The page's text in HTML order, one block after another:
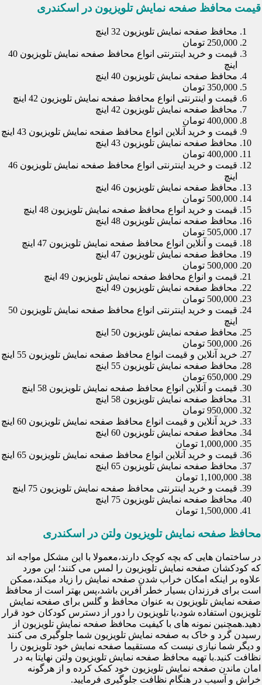
قیمت محافظ صفحه نمایش تلویزیون در اسکندری
محافظ صفحه نمایش تلویزیون 32 اینچ
250,000 تومان
قیمت و خرید اینترنتی انواع محافظ صفحه نمایش تلویزیون 40
اینچ
محافظ صفحه نمایش تلویزیون 40 اینچ
350,000 تومان
قیمت و اینترنتی انواع محافظ صفحه نمایش تلویزیون 42 اینچ
محافظ صفحه نمایش تلویزیون 42 اینچ
400,000 تومان
قیمت و خرید آنلاین انواع محافظ صفحه نمایش تلویزیون 43 اینچ
محافظ صفحه نمایش تلویزیون 43 اینچ
400,000 تومان
قیمت و خرید اینترنتی انواع محافظ صفحه نمایش تلویزیون 46
اینچ
محافظ صفحه نمایش تلویزیون 46 اینچ
500,000 تومان
قیمت و خرید انواع محافظ صفحه نمایش تلویزیون 48 اینچ
محافظ صفحه نمایش تلویزیون 48 اینچ
505,000 تومان
قیمت و آنلاین انواع محافظ صفحه نمایش تلویزیون 47 اینچ
محافظ صفحه نمایش تلویزیون 47 اینچ
500,000 تومان
قیمت و انواع محافظ صفحه نمایش تلویزیون 49 اینچ
محافظ صفحه نمایش تلویزیون 49 اینچ
500,000 تومان
قیمت و خرید اینترنتی انواع محافظ صفحه نمایش تلویزیون 50
اینچ
محافظ صفحه نمایش تلویزیون 50 اینچ
500,000 تومان
خرید آنلاین و قیمت انواع محافظ صفحه نمایش تلویزیون 55 اینچ
محافظ صفحه نمایش تلویزیون 55 اینچ
650,000 تومان
قیمت و آنلاین انواع محافظ صفحه نمایش تلویزیون 58 اینچ
محافظ صفحه نمایش تلویزیون 58 اینچ
950,000 تومان
خرید آنلاین و قیمت انواع محافظ صفحه نمایش تلویزیون 60 اینچ
محافظ صفحه نمایش تلویزیون 60 اینچ
1,000,000 تومان
قیمت و خرید آنلاین انواع محافظ صفحه نمایش تلویزیون 65 اینچ
محافظ صفحه نمایش تلویزیون 65 اینچ
1,100,000 تومان
قیمت و خرید اینترنتی محافظ صفحه نمایش تلویزیون 75 اینچ
محافظ صفحه نمایش تلویزیون 75 اینچ
1,500,000 تومان
محافظ صفحه نمایش تلویزیون ولتن در اسکندری
در ساختمان هایی که بچه کوچک دارند،معمولا با این مشکل مواجه اند
که کودکشان صفحه نمایش تلویزیون را لمس می کنند؛ این مورد
علاوه بر اینکه امکان خراب شدن صفحه نمایش را زیاد میکند،ممکن
است برای فرزندان بسیار خطر آفرین باشد،پس بهتر است از محافظ
صفحه نمایش تلویزیون به عنوان محافظ و گلس برای صفحه نمایش
تلویزیون استفاده شود،یا تلویزیون را دور از دسترس کودکان خود قرار
دهید.همچنین نمونه های با کیفیت محافظ صفحه نمایش تلویزیون از
رسیدن گرد و خاک به صفحه نمایش تلویزیون شما جلوگیری می کنند
و دیگر شما نیازی نیست که مستقیما صفحه نمایش خود تلویزیون را
نظافت کنید.با تهیه محافظ صفحه نمایش تلویزیون ولتن نهایتا به در
امان ماندن صفحه نمایش تلویزیون خود کمک کرده و از هرگونه
خراش و آسیب در هنگام نظافت جلوگیری فرمایید.